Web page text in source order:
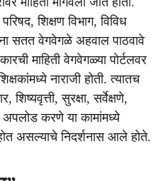
शिक्षण विभाग, विविध
सतत वेगवेगळे अहवाल पाठवावे
माहिती वेगवेगळ्या पोर्टलवर
नाराजी होती. त्यातच
शिष्यवृत्ती, सुरक्षा, सर्वेक्षणे,
अपलोड करणे या कामांमध्ये
असल्याचे निदर्शनास आले होते.